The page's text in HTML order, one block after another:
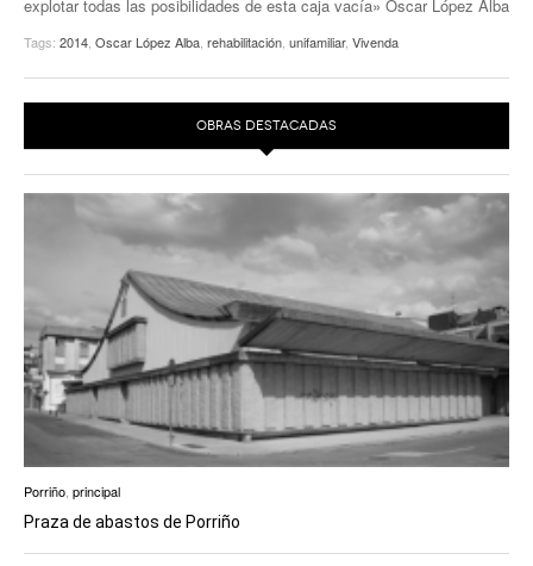
explotar todas las posibilidades de esta caja vacía» Oscar López Alba
Tags: 2014 Oscar López Alba rehabilitación unifamiliar, Vivenda
OBRAS DESTACADAS
Porriño, principal
Praza de abastos de Porriño